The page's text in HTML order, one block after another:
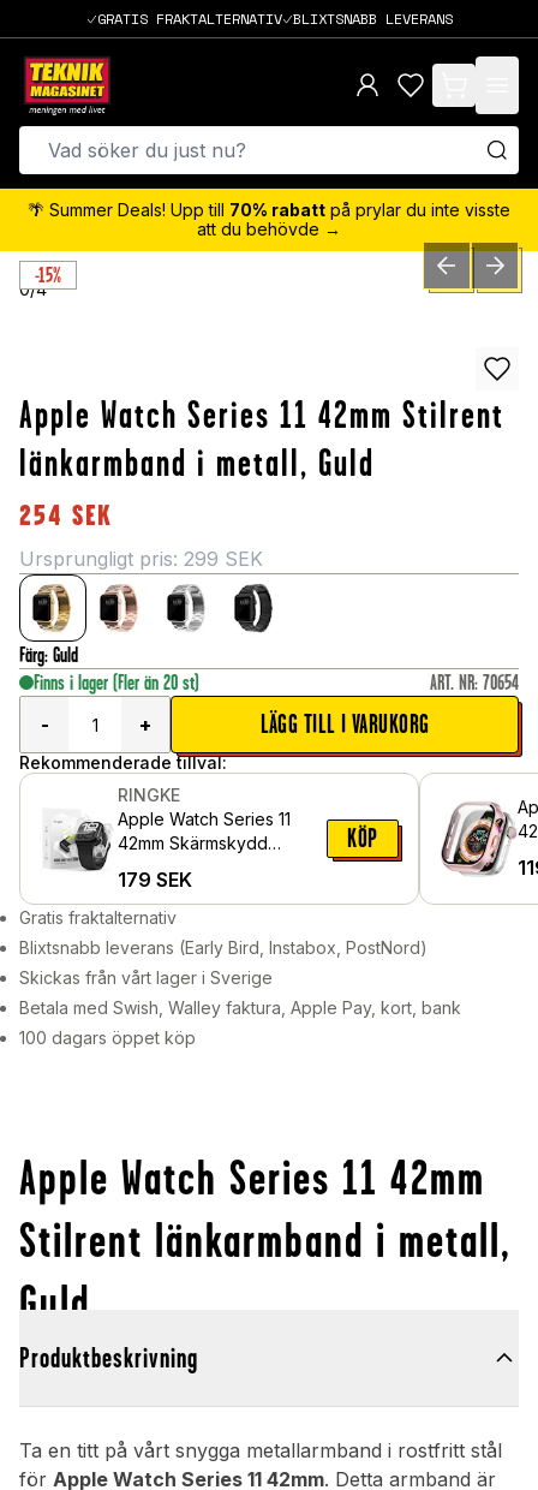
GRATIS FRAKTALTERNATIV BLIXTSNABB LEVERANS
items in cart,
🌴 Summer Deals! Upp till 70% rabatt på prylar du inte visste
att du behövde →
-15%
0/4 PREVIOUSNEXT
Apple Watch Series 11 42mm Stilrent
länkarmband i metall, Guld
254 SEK
Ursprungligt pris: 299 SEK
Färg: Guld
Finns i lager (Fler än 20 st) ART. NR: 70654
-
+ LÄGG TILL I VARUKORG
Rekommenderade tillval:
RINGKE
Apple Watch Series 11
42mm Skärmskydd
Pro (2-pack)
179 SEK
KÖP
Gratis fraktalternativ
Blixtsnabb leverans (Early Bird, Instabox, PostNord)
Skickas från vårt lager i Sverige
Betala med Swish, Walley faktura, Apple Pay, kort, bank
100 dagars öppet köp
Apple Watch Series 11 42mm
Stilrent länkarmband i metall,
Guld
Produktbeskrivning
Ta en titt på vårt snygga metallarmband i rostfritt stål
för Apple Watch Series 11 42mm. Detta armband är